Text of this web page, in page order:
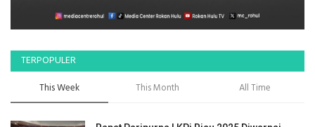
TERPOPULER
This Week This Month All Time